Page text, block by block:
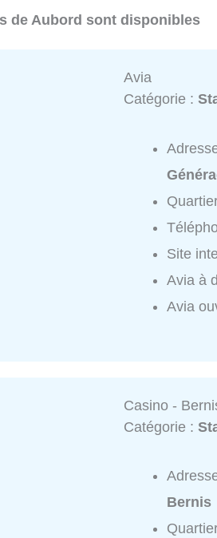
de Aubord sont disponibles
Avia
Catégorie :
Site
Avia à
Avia
Casino -
Catégorie :
Bernis